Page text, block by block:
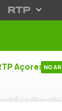
Açores NO AR